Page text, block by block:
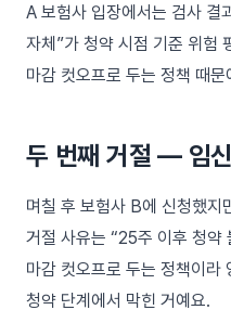
A 보험사 입장에서는 검사 결
자체”가 청약 시점 기준 위험
마감 컷오프로 두는 정책 때
두 번째 거절 — 임
며칠 후 보험사 B에 신청했지
거절 사유는 “25주 이후 청약
마감 컷오프로 두는 정책이라
청약 단계에서 막힌 거예요.